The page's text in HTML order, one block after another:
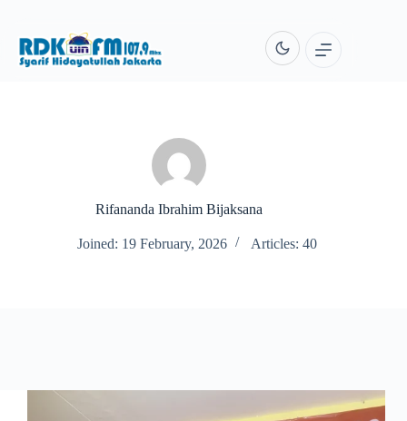
content
Rifananda Ibrahim Bijaksana
Joined: 19 February, 2026 Articles: 40